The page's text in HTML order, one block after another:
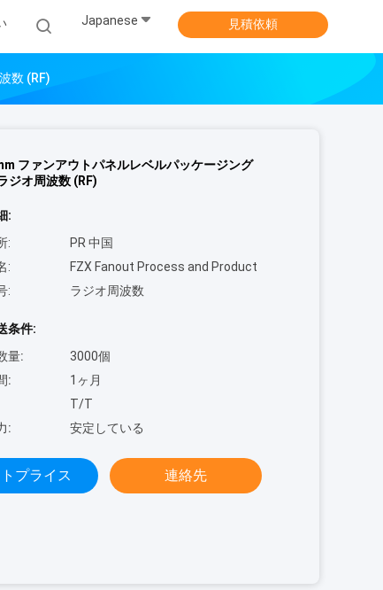
Japanese 見積依頼
数 (RF)
ファンアウトパネルレベルパッケージング
ジオ周波数 (RF)
:
:
PR 中国
:
FZX Fanout Process and Product
:
ラジオ周波数
条件:
量:
3000個
:
1ヶ月
T/T
:
安定している
プライス 連絡先